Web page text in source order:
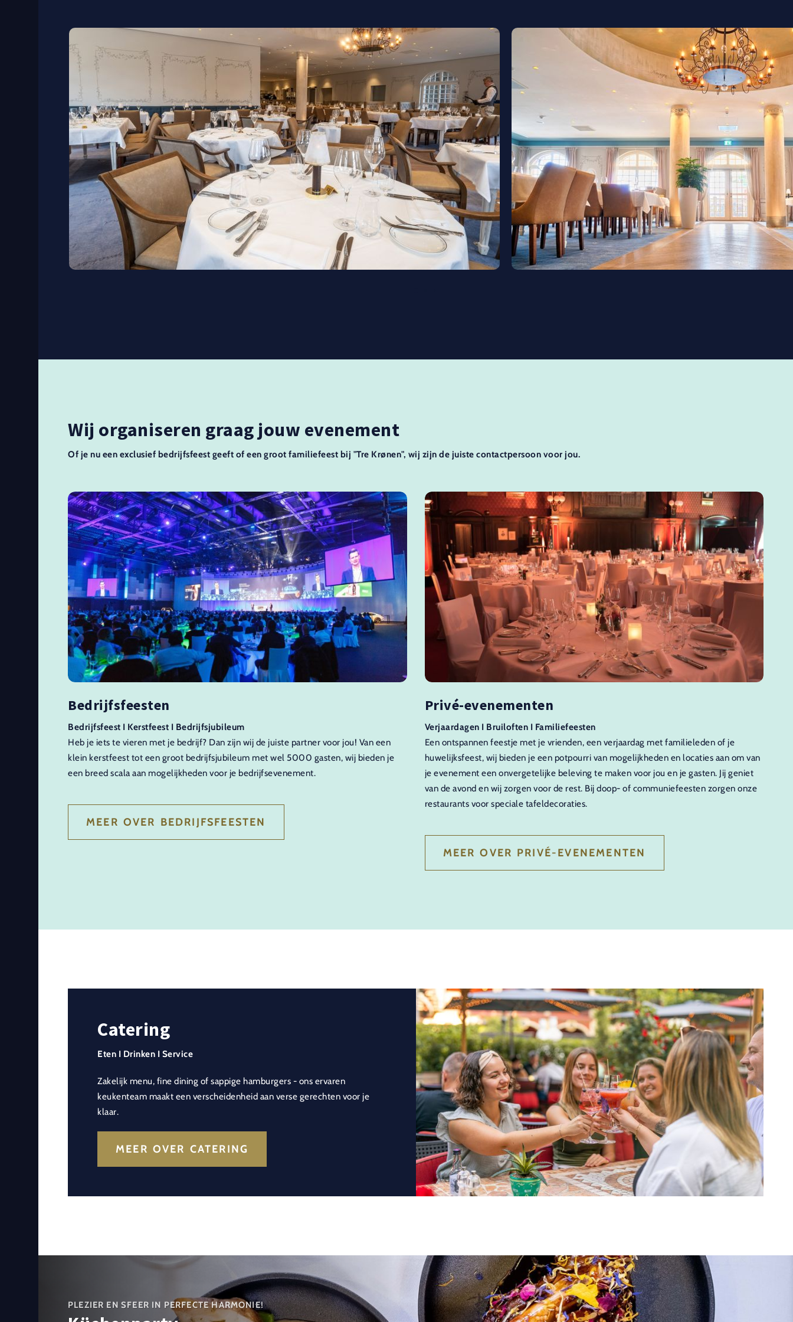
Wij organiseren graag jouw evenement
Of je nu een exclusief bedrijfsfeest geeft of een groot familiefeest bij "Tre Krønen", wij zijn de juiste contactpersoon voor jou.
Bedrijfsfeesten
Bedrijfsfeest I Kerstfeest I Bedrijfsjubileum
Heb je iets te vieren met je bedrijf? Dan zijn wij de juiste partner voor jou! Van een
klein kerstfeest tot een groot bedrijfsjubileum met wel 5000 gasten, wij bieden je
een breed scala aan mogelijkheden voor je bedrijfsevenement.
MEER OVER BEDRIJFSFEESTEN
Privé-evenementen
Verjaardagen I Bruiloften I Familiefeesten
Een ontspannen feestje met je vrienden, een verjaardag met familieleden of je
huwelijksfeest, wij bieden je een potpourri van mogelijkheden en locaties aan om van
je evenement een onvergetelijke beleving te maken voor jou en je gasten. Jij geniet
van de avond en wij zorgen voor de rest. Bij doop- of communiefeesten zorgen onze
restaurants voor speciale tafeldecoraties.
MEER OVER PRIVÉ-EVENEMENTEN
Catering
Eten I Drinken I Service
Zakelijk menu, fine dining of sappige hamburgers - ons ervaren
keukenteam maakt een verscheidenheid aan verse gerechten voor je
klaar.
MEER OVER CATERING
PLEZIER EN SFEER IN PERFECTE HARMONIE!